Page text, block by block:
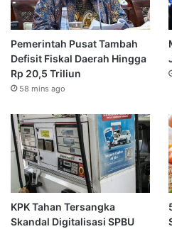
Pemerintah Pusat Tambah
Defisit Fiskal Daerah Hingga
Rp 20,5 Triliun
58 mins ago
KPK Tahan Tersangka
Skandal Digitalisasi SPBU